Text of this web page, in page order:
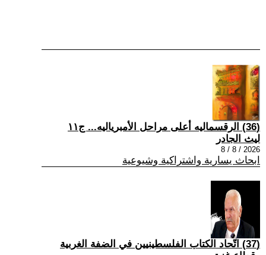
(36) الرقسماليه أعلى مراحل الأمبرياليه... ج١١
ليث الجادر
2026 / 8 / 8
ابحاث يسارية واشتراكية وشيوعية
(37) اتّحاد الكتاب الفلسطينيين في الضفة الغربية